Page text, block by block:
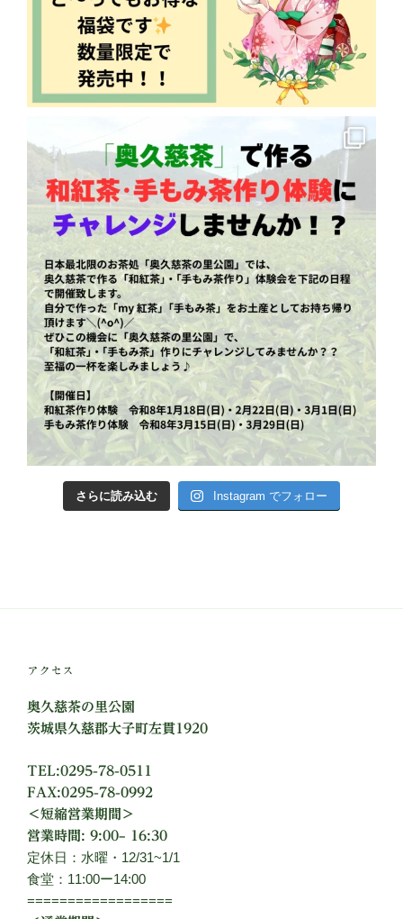
さらに読み込む Instagram でフォロー
アクセス
奥久慈茶の里公園
茨城県久慈郡大子町左貫1920
TEL:0295-78-0511
FAX:0295-78-0992
＜短縮営業期間＞
営業時間: 9:00– 16:30
定休日：水曜・12/31~1/1
食堂：11:00ー14:00
==================